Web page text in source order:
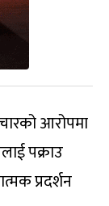
आरोपमा
पक्राउ
प्रदर्शन